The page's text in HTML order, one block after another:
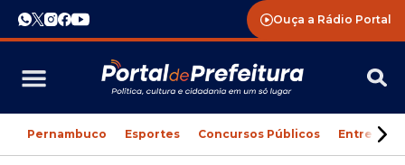
Ouça a Rádio Portal
Pernambuco Esportes Concursos Públicos